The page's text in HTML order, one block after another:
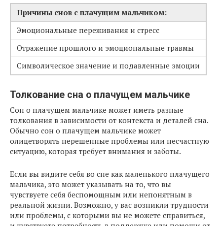
Причины снов с плачущим мальчиком:
Эмоциональные переживания и стресс
Отражение прошлого и эмоциональные травмы
Символическое значение и подавленные эмоции
Толкование сна о плачущем мальчике
Сон о плачущем мальчике может иметь разные
толкования в зависимости от контекста и деталей сна.
Обычно сон о плачущем мальчике может
олицетворять нерешенные проблемы или несчастную
ситуацию, которая требует внимания и заботы.
Если вы видите себя во сне как маленького плачущего
мальчика, это может указывать на то, что вы
чувствуете себя беспомощным или непонятным в
реальной жизни. Возможно, у вас возникли трудности
или проблемы, с которыми вы не можете справиться,